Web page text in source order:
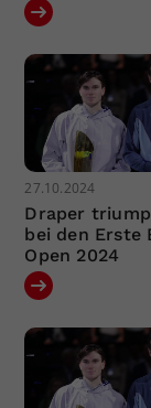
27.10.2024
Draper
bei den Erste
Open 2024